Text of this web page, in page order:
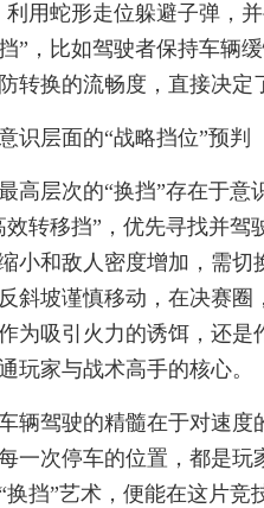
利用蛇形走位躲避子弹，
”，比如驾驶者保持车辆
转换的流畅度，直接决定
识层面的“战略挡位”预判
高层次的“换挡”存在于
效转移挡”，优先寻找并
小和敌人密度增加，需切
斜坡谨慎移动，在决赛圈
为吸引火力的诱饵，还是
玩家与战术高手的核心。
辆驾驶的精髓在于对速度
一次停车的位置，都是玩
换挡”艺术，便能在这片竞